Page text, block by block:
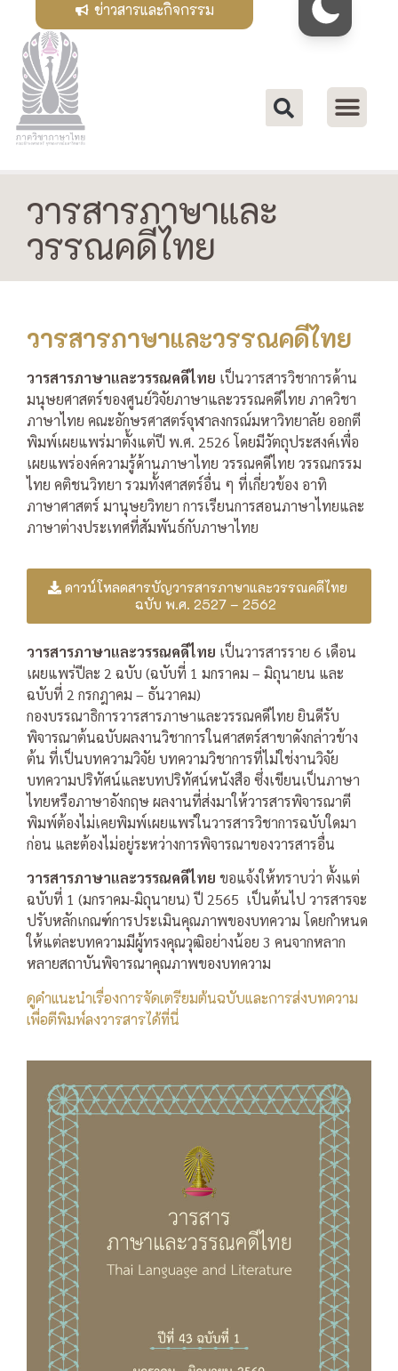
ข่าวสารและกิจกรรม
วารสารภาษาและ
วรรณคดีไทย
วารสารภาษาและวรรณคดีไทย
วารสารภาษาและวรรณคดีไทย เป็นวารสารวิชาการด้าน
มนุษยศาสตร์ของศูนย์วิจัยภาษาและวรรณคดีไทย ภาควิชา
ภาษาไทย คณะอักษรศาสตร์จุฬาลงกรณ์มหาวิทยาลัย ออกตี
พิมพ์เผยแพร่มาตั้งแต่ปี พ.ศ. 2526 โดยมีวัตถุประสงค์เพื่อ
เผยแพร่องค์ความรู้ด้านภาษาไทย วรรณคดีไทย วรรณกรรม
ไทย คติชนวิทยา รวมทั้งศาสตร์อื่น ๆ ที่เกี่ยวข้อง อาทิ
ภาษาศาสตร์ มานุษยวิทยา การเรียนการสอนภาษาไทยและ
ภาษาต่างประเทศที่สัมพันธ์กับภาษาไทย
ดาวน์โหลดสารบัญวารสารภาษาและวรรณคดีไทย
ฉบับ พ.ศ. 2527 – 2562
วารสารภาษาและวรรณคดีไทย เป็นวารสารราย 6 เดือน
เผยแพร่ปีละ 2 ฉบับ (ฉบับที่ 1 มกราคม – มิถุนายน และ
ฉบับที่ 2 กรกฎาคม – ธันวาคม)
กองบรรณาธิการวารสารภาษาและวรรณคดีไทย ยินดีรับ
พิจารณาต้นฉบับผลงานวิชาการในศาสตร์สาขาดังกล่าวข้าง
ต้น ที่เป็นบทความวิจัย บทความวิชาการที่ไม่ใช่งานวิจัย
บทความปริทัศน์และบทปริทัศน์หนังสือ ซึ่งเขียนเป็นภาษา
ไทยหรือภาษาอังกฤษ ผลงานที่ส่งมาให้วารสารพิจารณาตี
พิมพ์ต้องไม่เคยพิมพ์เผยแพร่ในวารสารวิชาการฉบับใดมา
ก่อน และต้องไม่อยู่ระหว่างการพิจารณาของวารสารอื่น
วารสารภาษาและวรรณคดีไทย ขอแจ้งให้ทราบว่า ตั้งแต่
ฉบับที่ 1 (มกราคม-มิถุนายน) ปี 2565 เป็นต้นไป วารสารจะ
ปรับหลักเกณฑ์การประเมินคุณภาพของบทความ โดยกำหนด
ให้แต่ละบทความมีผู้ทรงคุณวุฒิอย่างน้อย 3 คนจากหลาก
หลายสถาบันพิจารณาคุณภาพของบทความ
ดูคําแนะนําเรื่องการจัดเตรียมต้นฉบับและการส่งบทความ
เพื่อตีพิมพ์ลงวารสารได้ที่นี่